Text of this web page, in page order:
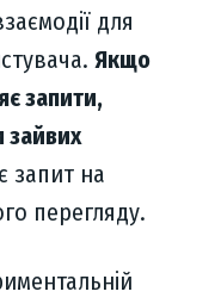
для
Якщо
запити,
зайвих
запит на
перегляду.